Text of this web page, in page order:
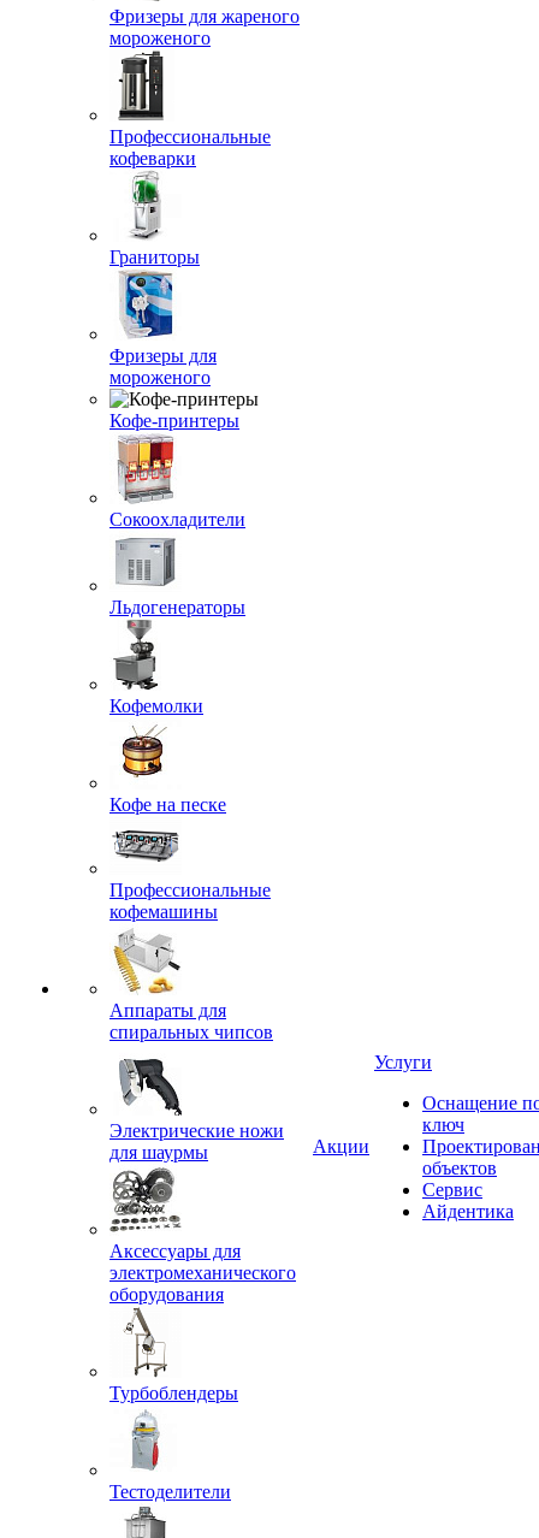
Фризеры для жареного
мороженого
Профессиональные
кофеварки
Граниторы
Фризеры для
мороженого
Кофе-принтеры
Сокоохладители
Льдогенераторы
Кофемолки
Кофе на песке
Профессиональные
кофемашины
Аппараты для
спиральных чипсов
Электрические ножи
для шаурмы
Аксессуары для
электромеханического
оборудования
Турбоблендеры
Тестоделители
Акции
Услуги
Оснащение
ключ
объектов
Сервис
Айдентика